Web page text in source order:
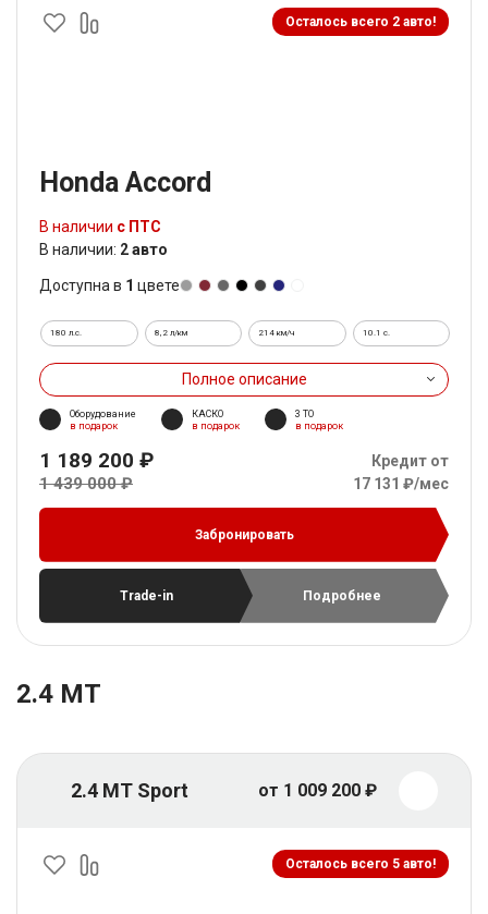
Осталось всего 2 авто!
Honda Accord
В наличии с ПТС
В наличии: 2 авто
Доступна в 1 цвете
180 л.с. 8,2 л/км 214 км/ч 10.1 c.
Полное описание
Оборудование
в подарок
КАСКО
в подарок
3 ТО
в подарок
1 189 200 ₽
1 439 000 ₽
Кредит от
17 131 ₽/мес
Забронировать
Trade-in Подробнее
2.4 MT
2.4 MT Sport от 1 009 200 ₽
Осталось всего 5 авто!